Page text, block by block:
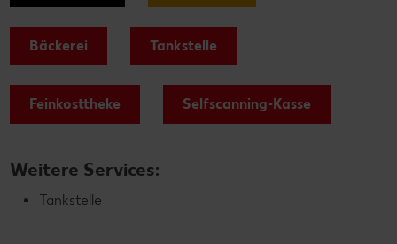
Bäckerei Tankstelle
Feinkosttheke Selfscanning-Kasse
Weitere Services:
Tankstelle